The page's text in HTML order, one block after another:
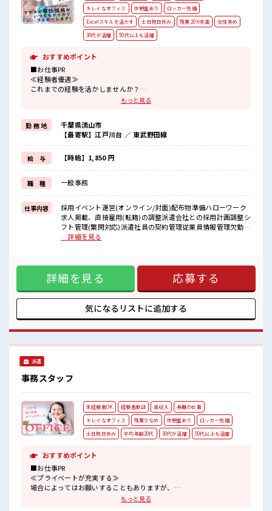
キレイなオフィス
休憩室あり
ロッカー完備
Excelスキルを活かす
土日祝日休み 残業 20H未満
女性多め
30代が活躍
50代以上も活躍
おすすめポイント
■お仕事PR
≪経験者優遇≫
これまでの経験を活かしませんか？
≪女性も仕事をしやすい職場≫
もちろん男性の応募も歓迎！
≪1日1時間程の残業で収入アップ≫
残業は月20時間未満で、
ほどよく稼げます♪
≪週休2日制≫
週末は家族や友人と一緒にプライベート満喫！
≪様々なお仕事をご提案≫
一人で悩まず気軽に相談できる、
派遣のお仕事です！
■職場の雰囲気
女性も活躍しやすい雰囲気の職場です！
持ち物が多いあなたにもぴったり☆
ロッカー付き職場♪
高収入もバッチリ目指せますよ！
もっと見る
勤 務 地
千葉県流山市
【最寄駅】江戸川台 ／ 東武野田線
給 与 【時給】1,850 円
職 種 一般事務
仕事内容
採用イベント運営(オンライン/対面)配布物準備ハローワーク
求人掲載、直接雇用(転籍)の調整派遣会社との採用計画調整シ
フト管理(繁閑対応)派遣社員の契約管理従業員情報管理欠勤時
の派遣会社への手配依頼友人紹介施策の推進派遣会社からの
≫ これまでの経験を活かしませんか？ ブランクがあっても大
丈夫♪ 経験はちょっとだけ…という方もOK！ ≪女性も仕事
をしやすい職場≫ もちろん男性の応募も歓迎！ ≪1日1時間程
の残業で収入アップ≫ 残業は月20時間未満で、 ほどよく稼げ
ます♪ ≪週休2日制≫ 週末は家族や友人と一緒にプライベー
ト満喫！ ≪様々なお仕事をご提案≫ 一人で悩まず気軽に相談
すい雰囲気の職場です！ 休憩室で自分タイム！ のんびりスマ
ホチェック♪ 持ち物が多いあなたにもぴったり☆ ロッカー付
…詳細を見る
詳細を見る 応募する
気になるリストに追加する
派遣
事務スタッフ
未経験者OK 経験者歓迎 高収入
長期の仕事
キレイなオフィス
残業少なめ 休憩室あり
ロッカー完備
土日祝日休み
平均年齢20代 30代が活躍 50代以上も活躍
おすすめポイント
■お仕事PR
≪プライベートが充実する≫
場合によってはお願いすることもありますが、
もっと見る